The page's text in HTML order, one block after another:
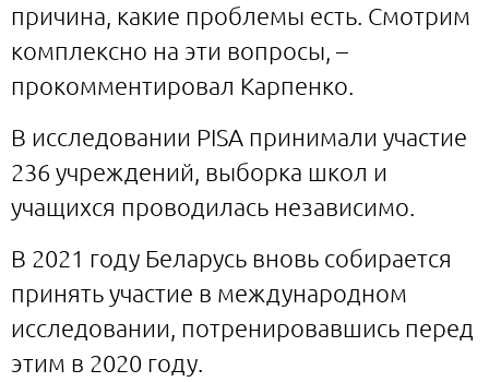
причина, какие проблемы есть. Смотрим
комплексно на эти вопросы, –
прокомментировал Карпенко.
В исследовании PISA принимали участие
236 учреждений, выборка школ и
учащихся проводилась независимо.
В 2021 году Беларусь вновь собирается
принять участие в международном
исследовании, потренировавшись перед
этим в 2020 году.